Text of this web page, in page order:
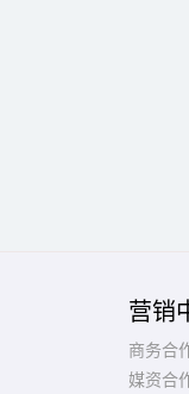
营销
商务合
媒资合